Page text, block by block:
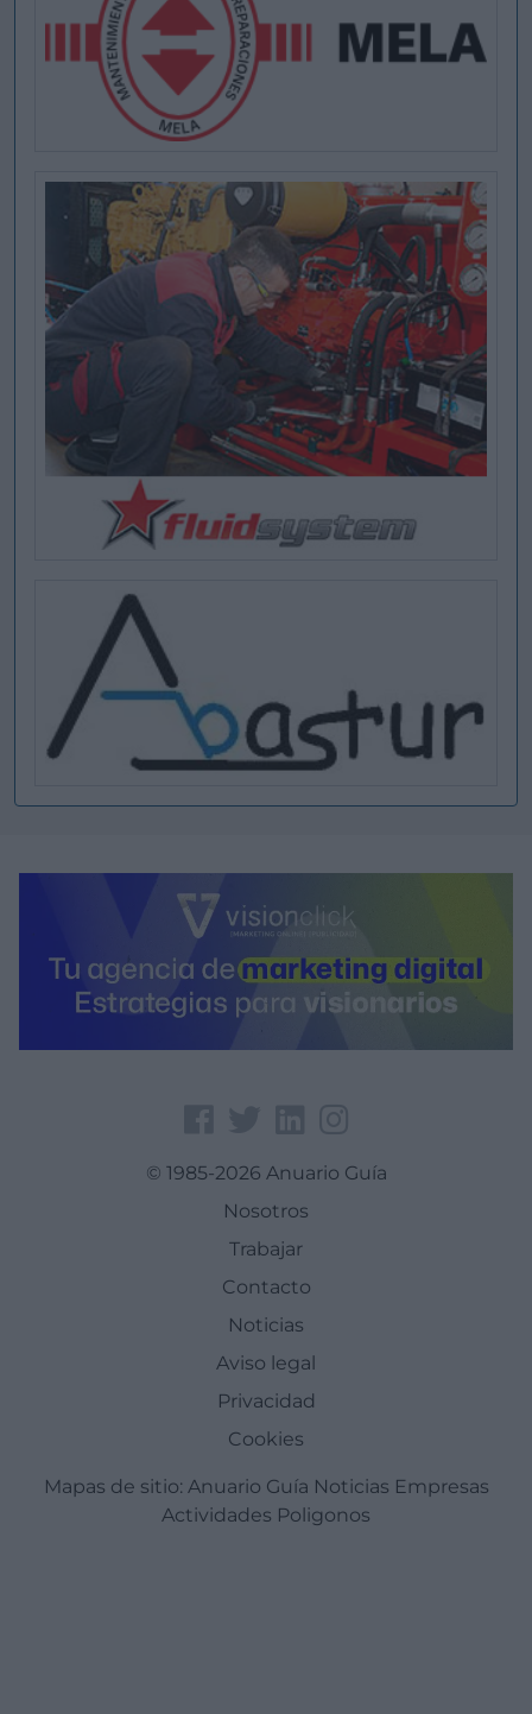
© 1985-2026 Anuario Guía
Nosotros
Trabajar
Contacto
Noticias
Aviso legal
Privacidad
Cookies
Mapas de sitio: Anuario Guía Noticias Empresas
Actividades Poligonos